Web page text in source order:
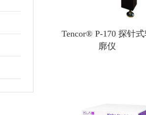
XRD原位
Tencor® P-170 探针
廓仪